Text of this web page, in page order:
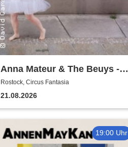
Anna Mateur & The Beuys -
Kaoshüter
Rostock, Circus Fantasia
21.08.2026
19:00 Uhr